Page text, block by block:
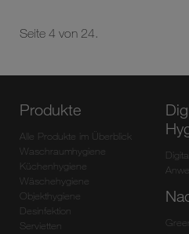
Seite 4 von 24.
Produkte
Alle Produkte im Überblick
Waschraumhygiene
Küchenhygiene
Wäschehygiene
Objekthygiene
Desinfektion
Servietten